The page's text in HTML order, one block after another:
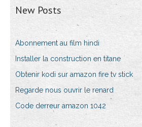
New Posts
Abonnement au film hindi
Installer la construction en titane
Obtenir kodi sur amazon fire tv stick
Regarde nous ouvrir le renard
Code derreur amazon 1042